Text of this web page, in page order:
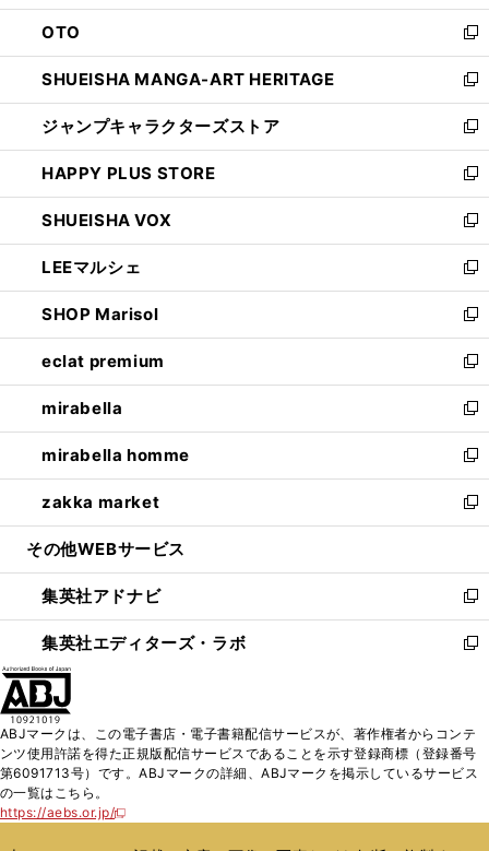
ウ
で
開
く
ン
ド
ウ
で
開
く
OTO
新
し
い
ウ
ィ
ン
ド
ウ
で
開
く
SHUEISHA MANGA-ART HERITAGE
新
し
い
ウ
ィ
ン
ド
ウ
で
開
く
ジャンプキャラクターズストア
新
し
い
ウ
ィ
ン
ド
ウ
で
開
く
HAPPY PLUS STORE
新
し
い
ウ
ィ
ン
ド
ウ
で
開
く
SHUEISHA VOX
新
し
い
ウ
ィ
ン
ド
ウ
で
開
く
LEEマルシェ
新
し
い
ウ
ィ
ン
ド
ウ
で
開
く
SHOP Marisol
新
し
い
ウ
ィ
ン
ド
ウ
で
開
eclat premium
新
し
い
ウ
ィ
ン
ド
ウ
開
く
mirabella
新
し
い
ウ
ィ
ン
ウ
で
開
く
mirabella homme
新
し
い
ウ
ン
ド
ウ
で
zakka market
新
し
ウ
ィ
ン
ド
く
その他WEBサービス
集英社アドナビ
新
し
い
ド
ウ
で
集英社エディターズ・ラボ
新
ィ
ン
ド
ABJマークは、この電子書店・電子書籍配信サービスが、著作権者からコンテ
ンツ使用許諾を得た正規版配信サービスであることを示す登録商標（登録番号
第6091713号）です。ABJマークの詳細、ABJマークを掲示しているサービス
の一覧はこちら。
https://aebs.or.jp/
新